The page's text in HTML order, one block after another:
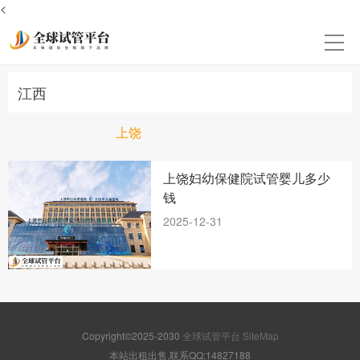
<
江西
上饶
上饶妇幼保健院试管婴儿多少
钱
2025-12-31
Copyright©2025-2030 全球试管平台 SiteMap
本站出租出售,联系QQ:14827188